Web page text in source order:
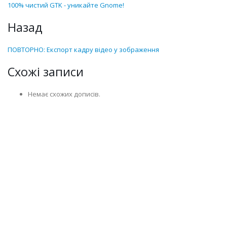
100% чистий GTK - уникайте Gnome!
Назад
ПОВТОРНО: Експорт кадру відео у зображення
Схожі записи
Немає схожих дописів.